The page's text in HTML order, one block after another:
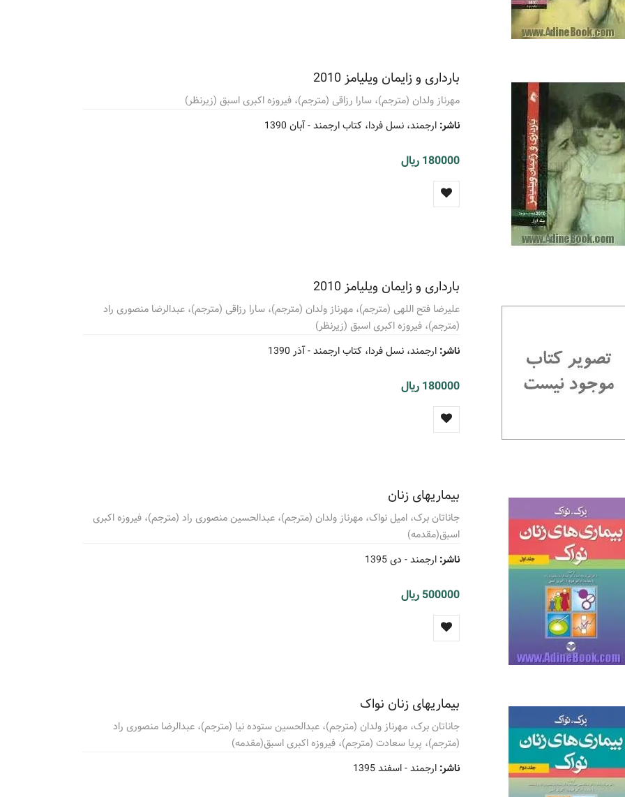
بارداری و زایمان ویلیامز 2010
مهرناز ولدان (مترجم)، سارا رزاقی (مترجم)، فیروزه اکبری اسبق (زیرنظر)
ناشر: ارجمند، نسل فردا، کتاب ارجمند -آبان 1390
180000 ریال
بارداری و زایمان ویلیامز 2010
علیرضا فتح اللهی (مترجم)، مهرناز ولدان (مترجم)، سارا رزاقی (مترجم)، عبدالرضا منصوری راد
(مترجم)، فیروزه اکبری اسبق (زیرنظر)
ناشر: ارجمند، نسل فردا، کتاب ارجمند -آذر 1390
180000 ریال
بیماریهای زنان
جاناتان برک، امیل نواک، مهرناز ولدان (مترجم)، عبدالحسین منصوری راد (مترجم)، فیروزه اکبری
اسبق(مقدمه)
ناشر: ارجمند - دی 1395
500000 ریال
بیماریهای زنان نواک
جاناتان برک، مهرناز ولدان (مترجم)، عبدالحسین ستوده نیا (مترجم)، عبدالرضا منصوری راد
(مترجم)، پریا سعادت (مترجم)، فیروزه اکبری اسبق(مقدمه)
ناشر: ارجمند -اسفند 1395